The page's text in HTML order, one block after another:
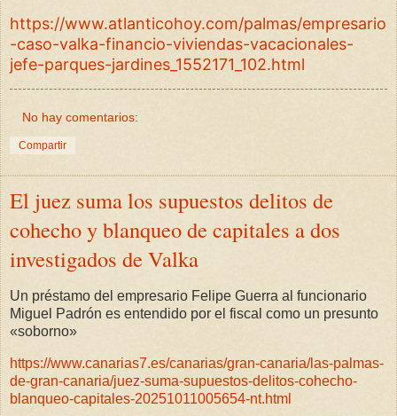
https://www.atlanticohoy.com/palmas/empresario
-caso-valka-financio-viviendas-vacacionales-
jefe-parques-jardines_1552171_102.html
No hay comentarios:
Compartir
El juez suma los supuestos delitos de
cohecho y blanqueo de capitales a dos
investigados de Valka
Un préstamo del empresario Felipe Guerra al funcionario
Miguel Padrón es entendido por el fiscal como un presunto
«soborno»
https://www.canarias7.es/canarias/gran-canaria/las-palmas-
de-gran-canaria/juez-suma-supuestos-delitos-cohecho-
blanqueo-capitales-20251011005654-nt.html